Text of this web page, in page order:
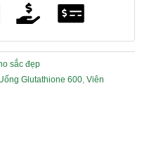
sắc đẹp
Glutathione 600, Viên